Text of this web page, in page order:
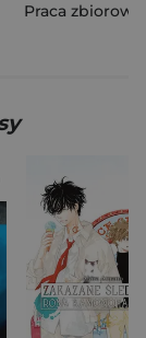
Praca zbiorowa